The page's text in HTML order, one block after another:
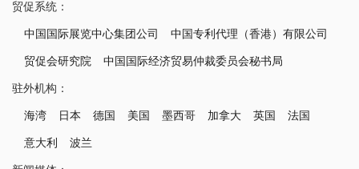
贸促系统：
中国国际展览中心集团公司 中国专利代理（香港）有限公司
贸促会研究院 中国国际经济贸易仲裁委员会秘书局
驻外机构：
海湾 日本 德国 美国 墨西哥 加拿大 英国 法国
意大利 波兰